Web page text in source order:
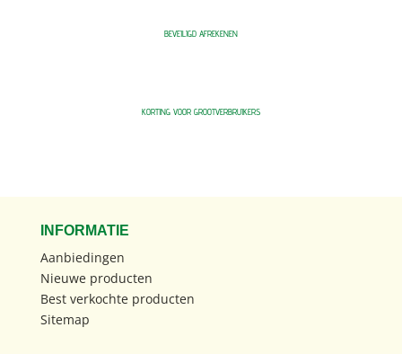
BEVEILIGD AFREKENEN
KORTING VOOR GROOTVERBRUIKERS
INFORMATIE
Aanbiedingen
Nieuwe producten
Best verkochte producten
Sitemap